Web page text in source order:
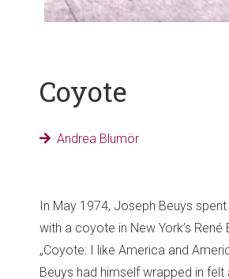
Coyote
Andrea Blumör
In May 1974, Joseph Beuys
with a coyote in New York’s René
„Coyote: I like America and
Beuys had himself wrapped in